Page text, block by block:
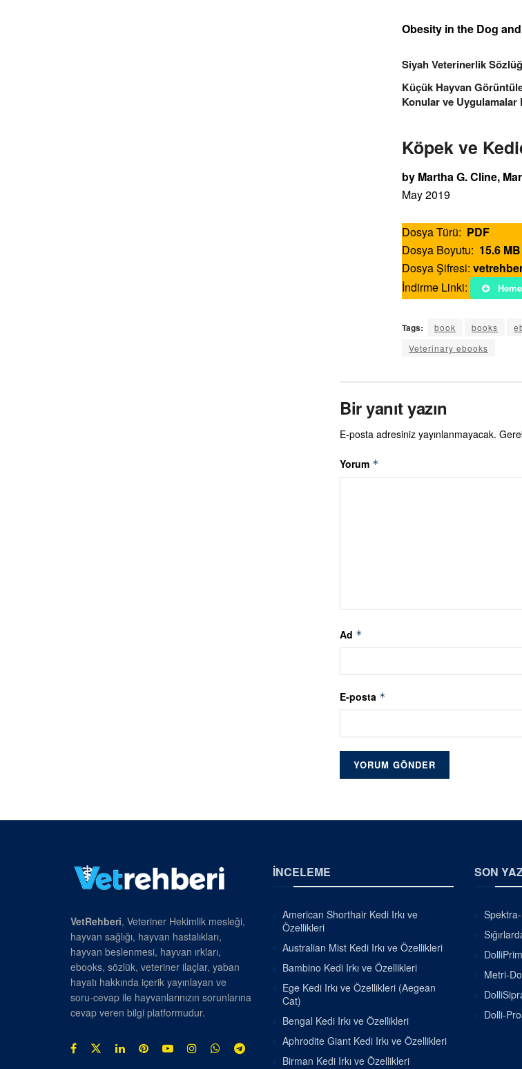
Obesity in the Dog
Siyah Veterinerlik
Küçük Hayvan
Konular ve Uygulamalar
Köpek ve
by Martha G. Cline,
May 2019
Dosya Türü: PDF
Dosya Boyutu: 15.6 MB
Dosya Şifresi:
İndirme Linki:
Tags: book books
Veterinary ebooks
Bir yanıt yazın
E-posta adresiniz yayınlanmayacak.
Yorum *
Ad *
E-posta *
VetRehberi, Veteriner Hekimlik mesleği,
hayvan sağlığı, hayvan hastalıkları,
hayvan beslenmesi, hayvan ırkları,
ebooks, sözlük, veteriner ilaçlar, yaban
hayatı hakkında içerik yayınlayan ve
soru-cevap ile hayvanlarınızın sorunlarına
cevap veren bilgi platformudur.
İNCELEME
American Shorthair Kedi Irkı ve
Özellikleri
Australian Mist Kedi Irkı ve Özellikleri
Bambino Kedi Irkı ve Özellikleri
Ege Kedi Irkı ve Özellikleri (Aegean
Cat)
Bengal Kedi Irkı ve Özellikleri
Aphrodite Giant Kedi Irkı ve Özellikleri
Birman Kedi Irkı ve Özellikleri
SON
DolliPrim
Metri-
Dolli-